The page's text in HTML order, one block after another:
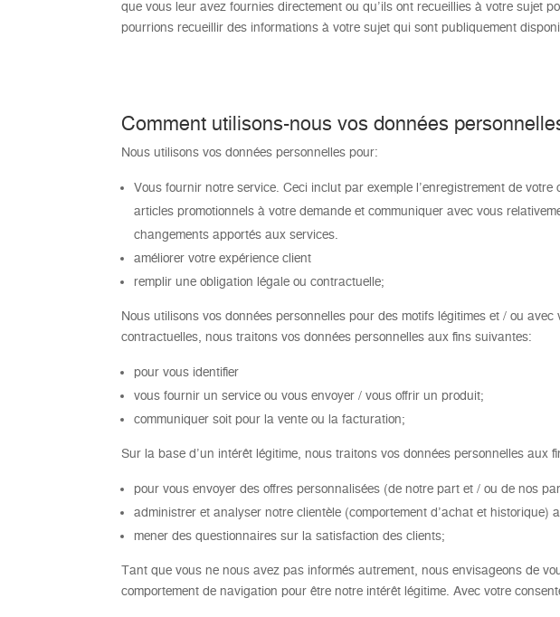
que vous leur avez fournies directement ou qu’ils ont recueillies à votre sujet
pourrions recueillir des informations à votre sujet qui sont publiquement
Comment utilisons-nous vos données
Nous utilisons vos données personnelles pour:
Vous fournir notre service. Ceci inclut par exemple l’enregistrement de
articles promotionnels à votre demande et communiquer avec vous
changements apportés aux services.
améliorer votre expérience client
remplir une obligation légale ou contractuelle;
Nous utilisons vos données personnelles pour des motifs légitimes et / ou
contractuelles, nous traitons vos données personnelles aux fins suivantes:
pour vous identifier
vous fournir un service ou vous envoyer / vous offrir un produit;
communiquer soit pour la vente ou la facturation;
Sur la base d’un intérêt légitime, nous traitons vos données personnelles aux
pour vous envoyer des offres personnalisées (de notre part et / ou de nos
administrer et analyser notre clientèle (comportement d’achat et
mener des questionnaires sur la satisfaction des clients;
Tant que vous ne nous avez pas informés autrement, nous envisageons de
comportement de navigation pour être notre intérêt légitime. Avec votre